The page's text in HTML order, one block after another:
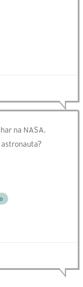
na NASA.
astronauta?